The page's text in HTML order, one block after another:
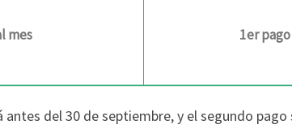
mes 1er
del 30 de septiembre, y el segundo pago